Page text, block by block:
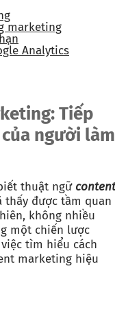
marketing
Analytics
Tiếp
người làm
thuật ngữ content
thấy được tầm quan
không nhiều
một chiến lược
việc tìm hiểu cách
marketing hiệu